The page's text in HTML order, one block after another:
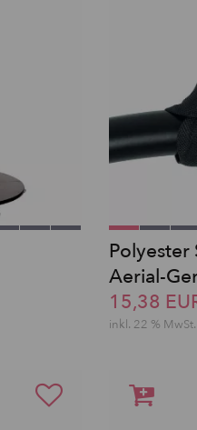
Polyester
Aerial-
15,38
inkl. 22 % MwSt.